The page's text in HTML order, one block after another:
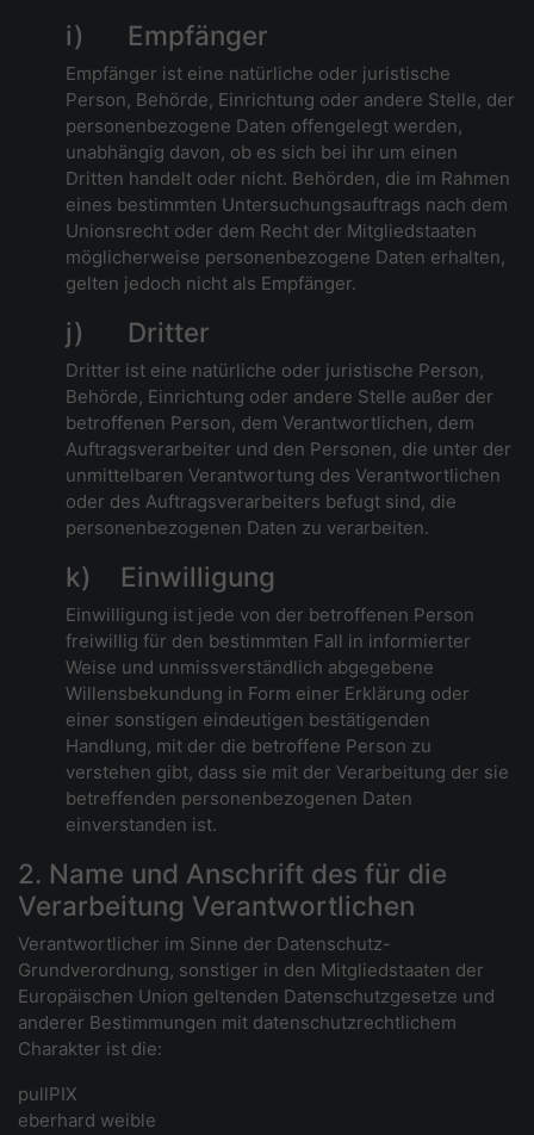
i) Empfänger
Empfänger ist eine natürliche oder juristische
Person, Behörde, Einrichtung oder andere Stelle, der
personenbezogene Daten offengelegt werden,
unabhängig davon, ob es sich bei ihr um einen
Dritten handelt oder nicht. Behörden, die im Rahmen
eines bestimmten Untersuchungsauftrags nach dem
Unionsrecht oder dem Recht der Mitgliedstaaten
möglicherweise personenbezogene Daten erhalten,
gelten jedoch nicht als Empfänger.
j) Dritter
Dritter ist eine natürliche oder juristische Person,
Behörde, Einrichtung oder andere Stelle außer der
betroffenen Person, dem Verantwortlichen, dem
Auftragsverarbeiter und den Personen, die unter der
unmittelbaren Verantwortung des Verantwortlichen
oder des Auftragsverarbeiters befugt sind, die
personenbezogenen Daten zu verarbeiten.
k) Einwilligung
Einwilligung ist jede von der betroffenen Person
freiwillig für den bestimmten Fall in informierter
Weise und unmissverständlich abgegebene
Willensbekundung in Form einer Erklärung oder
einer sonstigen eindeutigen bestätigenden
Handlung, mit der die betroffene Person zu
verstehen gibt, dass sie mit der Verarbeitung der sie
betreffenden personenbezogenen Daten
einverstanden ist.
2. Name und Anschrift des für die
Verarbeitung Verantwortlichen
Verantwortlicher im Sinne der Datenschutz-
Grundverordnung, sonstiger in den Mitgliedstaaten der
Europäischen Union geltenden Datenschutzgesetze und
anderer Bestimmungen mit datenschutzrechtlichem
Charakter ist die:
pullPIX
eberhard weible